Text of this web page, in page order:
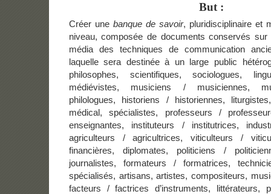
But :
Créer une banque de savoir, pluridisciplinaire et
niveau, composée de documents conservés
média des techniques de communication
laquelle sera destinée à un large public
philosophes, scientifiques, sociologues,
médiévistes, musiciens / musiciennes,
philologues, historiens / historiennes,
médical, spécialistes, professeurs /
enseignantes, instituteurs / institutrices,
agriculteurs / agricultrices, viticulteurs /
financières, diplomates, politiciens /
journalistes, formateurs / formatrices,
spécialisés, artisans, artistes, compositeurs,
facteurs / factrices d’instruments, littérateurs,